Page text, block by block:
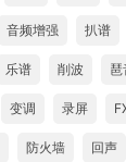
音频增强 扒谱
乐谱 削波 琶
变调 录屏
防火墙 回声